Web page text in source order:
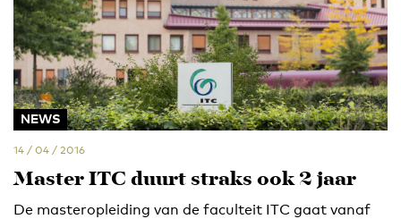
NEWS
14 / 04 / 2016
Master ITC duurt straks ook 2 jaar
De masteropleiding van de faculteit ITC gaat vanaf